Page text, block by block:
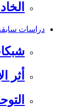
دراسات
شبكات
أثر